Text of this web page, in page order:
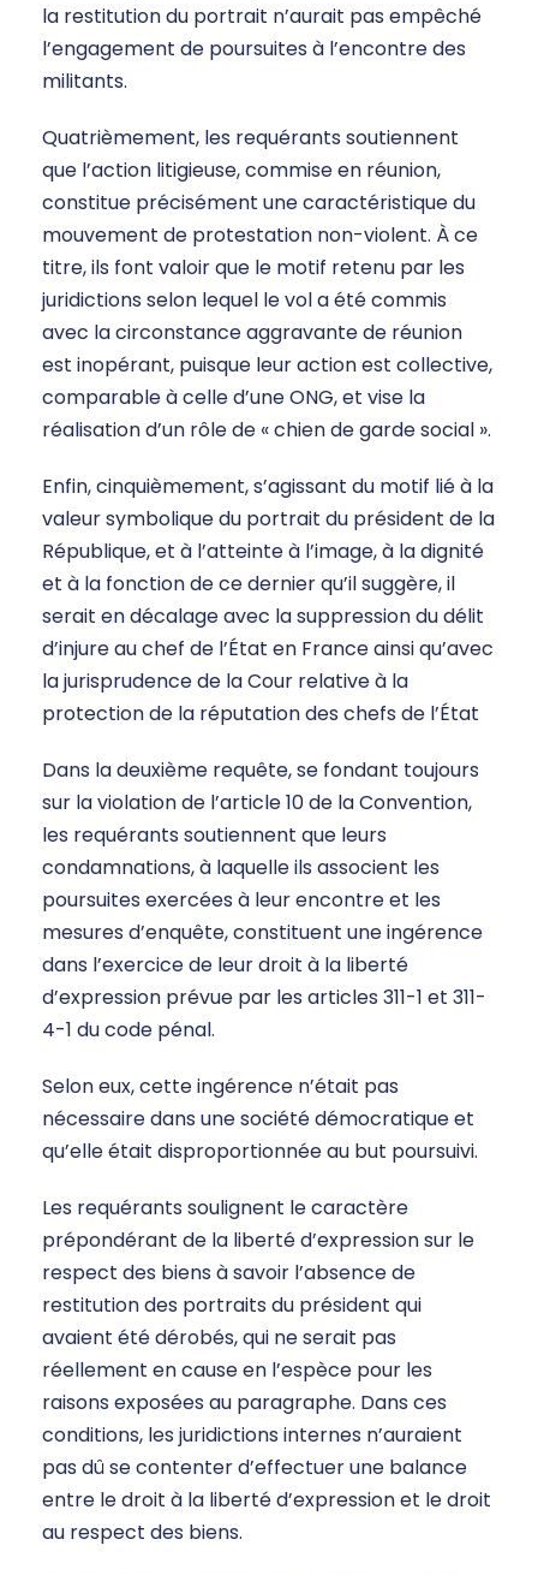
la restitution du portrait n’aurait pas empêché
l’engagement de poursuites à l’encontre des
militants.
Quatrièmement, les requérants soutiennent
que l’action litigieuse, commise en réunion,
constitue précisément une caractéristique du
mouvement de protestation non-violent. À ce
titre, ils font valoir que le motif retenu par les
juridictions selon lequel le vol a été commis
avec la circonstance aggravante de réunion
est inopérant, puisque leur action est collective,
comparable à celle d’une ONG, et vise la
réalisation d’un rôle de « chien de garde social ».
Enfin, cinquièmement, s’agissant du motif lié à la
valeur symbolique du portrait du président de la
République, et à l’atteinte à l’image, à la dignité
et à la fonction de ce dernier qu’il suggère, il
serait en décalage avec la suppression du délit
d’injure au chef de l’État en France ainsi qu’avec
la jurisprudence de la Cour relative à la
protection de la réputation des chefs de l’État
Dans la deuxième requête, se fondant toujours
sur la violation de l’article 10 de la Convention,
les requérants soutiennent que leurs
condamnations, à laquelle ils associent les
poursuites exercées à leur encontre et les
mesures d’enquête, constituent une ingérence
dans l’exercice de leur droit à la liberté
d’expression prévue par les articles 311-1 et 311-
4-1 du code pénal.
Selon eux, cette ingérence n’était pas
nécessaire dans une société démocratique et
qu’elle était disproportionnée au but poursuivi.
Les requérants soulignent le caractère
prépondérant de la liberté d’expression sur le
respect des biens à savoir l’absence de
restitution des portraits du président qui
avaient été dérobés, qui ne serait pas
réellement en cause en l’espèce pour les
raisons exposées au paragraphe. Dans ces
conditions, les juridictions internes n’auraient
pas dû se contenter d’effectuer une balance
entre le droit à la liberté d’expression et le droit
au respect des biens.